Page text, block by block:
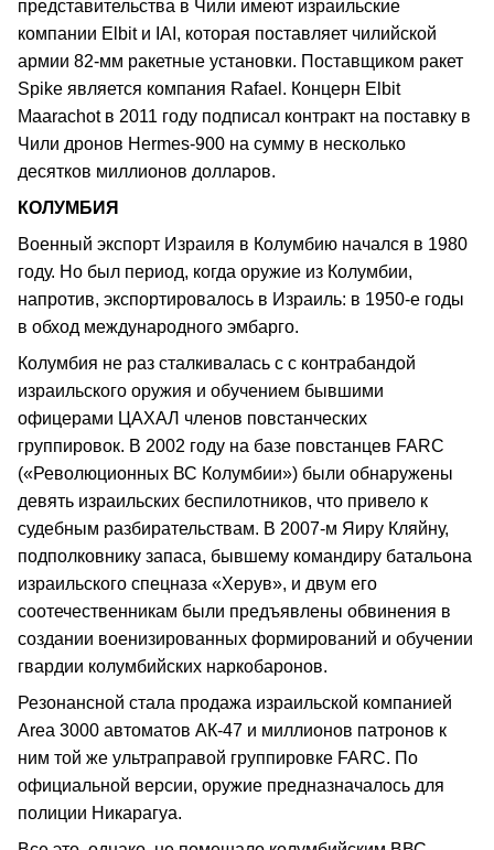
представительства в Чили имеют израильские
компании Elbit и IAI, которая поставляет чилийской
армии 82-мм ракетные установки. Поставщиком ракет
Spike является компания Rafael. Концерн Elbit
Maarachot в 2011 году подписал контракт на поставку в
Чили дронов Hermes-900 на сумму в несколько
десятков миллионов долларов.
КОЛУМБИЯ
Военный экспорт Израиля в Колумбию начался в 1980
году. Но был период, когда оружие из Колумбии,
напротив, экспортировалось в Израиль: в 1950-е годы
в обход международного эмбарго.
Колумбия не раз сталкивалась с с контрабандой
израильского оружия и обучением бывшими
офицерами ЦАХАЛ членов повстанческих
группировок. В 2002 году на базе повстанцев FARC
(«Революционных ВС Колумбии») были обнаружены
девять израильских беспилотников, что привело к
судебным разбирательствам. В 2007-м Яиру Кляйну,
подполковнику запаса, бывшему командиру батальона
израильского спецназа «Херув», и двум его
соотечественникам были предъявлены обвинения в
создании военизированных формирований и обучении
гвардии колумбийских наркобаронов.
Резонансной стала продажа израильской компанией
Аrеа 3000 автоматов АК-47 и миллионов патронов к
ним той же ультраправой группировке FARC. По
официальной версии, оружие предназначалось для
полиции Никарагуа.